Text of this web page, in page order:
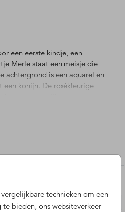
technieken om een
bieden, ons websiteverkeer
een eerste kindje, een
Merle staat een meisje die
achtergrond is een aquarel en
een konijn. De rosékleurige
roséfolie. Foliedruk geeft je
gezinssamenstelling. De
je eigen smaak aan te